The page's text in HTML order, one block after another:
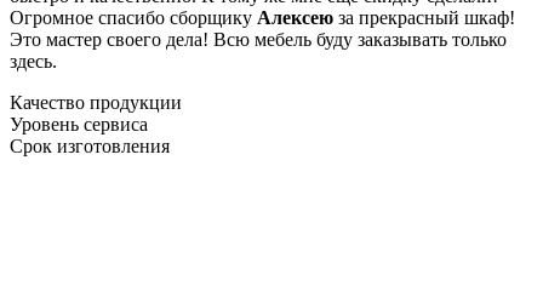
Огромное спасибо сборщику Алексею за прекрасный шкаф!
Это мастер своего дела! Всю мебель буду заказывать только
здесь.
Качество продукции
Уровень сервиса
Срок изготовления